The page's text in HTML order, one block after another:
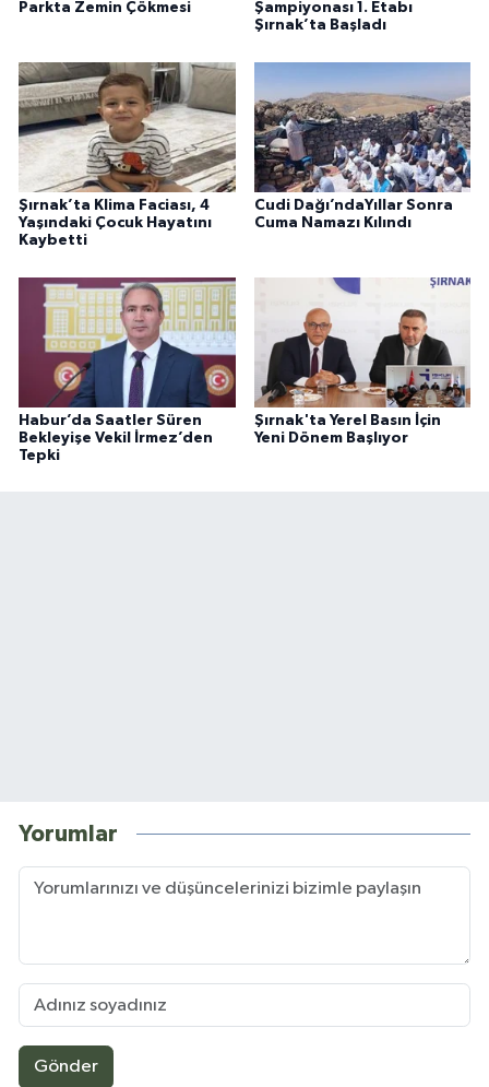
Parkta Zemin Çökmesi
Şampiyonası 1. Etabı
Şırnak’ta Başladı
Şırnak’ta Klima Faciası, 4
Yaşındaki Çocuk Hayatını
Kaybetti
Cudi Dağı’ndaYıllar Sonra
Cuma Namazı Kılındı
Habur’da Saatler Süren
Bekleyişe Vekil İrmez’den
Tepki
Şırnak'ta Yerel Basın İçin
Yeni Dönem Başlıyor
Yorumlar
Gönder